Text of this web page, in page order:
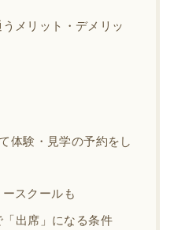
メリット・デメリッ
体験・見学の予約をし
スクールも
出席」になる条件